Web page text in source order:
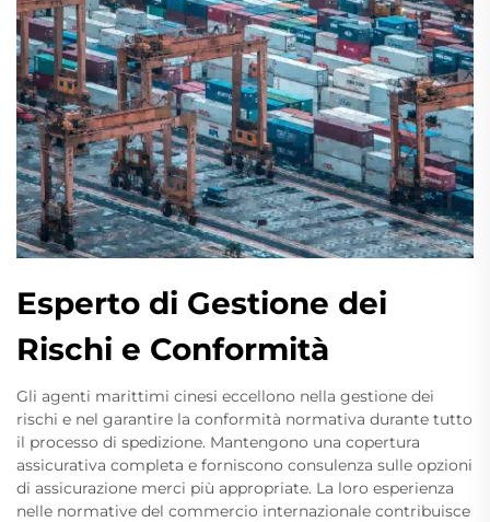
Esperto di Gestione dei
Rischi e Conformità
Gli agenti marittimi cinesi eccellono nella gestione dei
rischi e nel garantire la conformità normativa durante tutto
il processo di spedizione. Mantengono una copertura
assicurativa completa e forniscono consulenza sulle opzioni
di assicurazione merci più appropriate. La loro esperienza
nelle normative del commercio internazionale contribuisce